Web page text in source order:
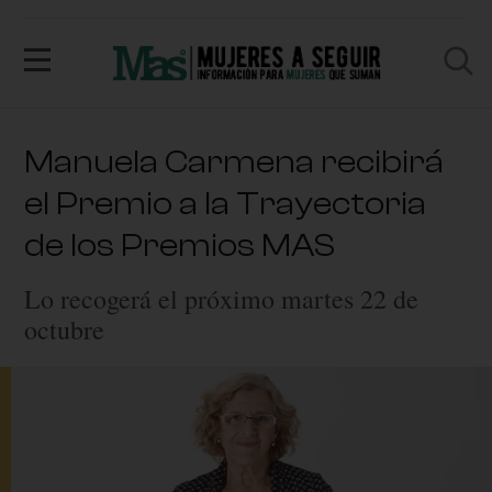
Manuela Carmena recibirá
el Premio a la Trayectoria
de los Premios MAS
Lo recogerá el próximo martes 22 de
octubre